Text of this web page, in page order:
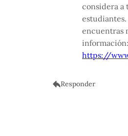
considera a
estudiantes.
encuentras
información:
https://
Responder